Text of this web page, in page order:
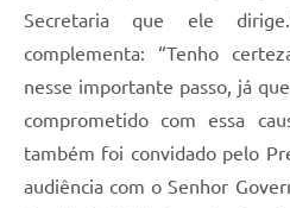
Secretaria que ele
complementa: “Tenho
nesse importante passo, já
comprometido com essa
também foi convidado pelo
audiência com o Senhor